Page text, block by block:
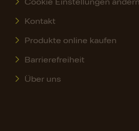
Cookie Einstellungen ändern
Kontakt
Produkte online kaufen
Barrierefreiheit
Über uns